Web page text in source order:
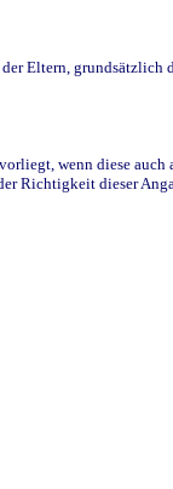
Eltern, grundsätzlich
wenn diese auch
Richtigkeit dieser